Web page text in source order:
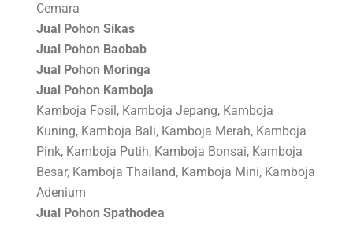
Cemara
Jual Pohon Sikas
Jual Pohon Baobab
Jual Pohon Moringa
Jual Pohon Kamboja
Kamboja Fosil, Kamboja Jepang, Kamboja
Kuning, Kamboja Bali, Kamboja Merah, Kamboja
Pink, Kamboja Putih, Kamboja Bonsai, Kamboja
Besar, Kamboja Thailand, Kamboja Mini, Kamboja
Adenium
Jual Pohon Spathodea